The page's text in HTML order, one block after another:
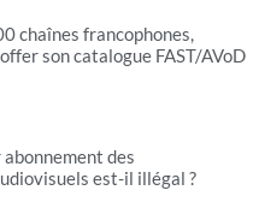
chaînes francophones,
son catalogue FAST/AVoD
des
est-il illégal ?